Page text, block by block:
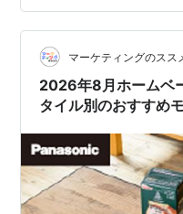
るだけで、AIがあなた
単クッキング外出先や
で、レンジに送信するだ
らえした食材を庫内に
マーケティングのスス
2026年8月ホームベ
タイル別のおすすめ